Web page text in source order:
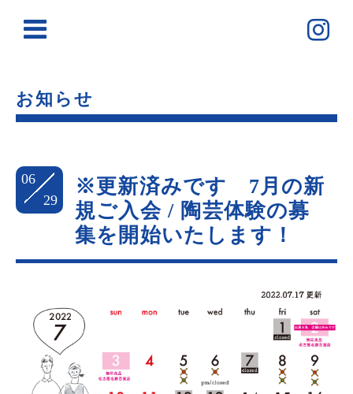
お知らせ
06
29
※更新済みです 7月の新
規ご入会 / 陶芸体験の募
集を開始いたします！